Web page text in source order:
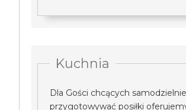
Kuchnia
Dla Gości chcących samodzielnie
przygotowywać posiłki